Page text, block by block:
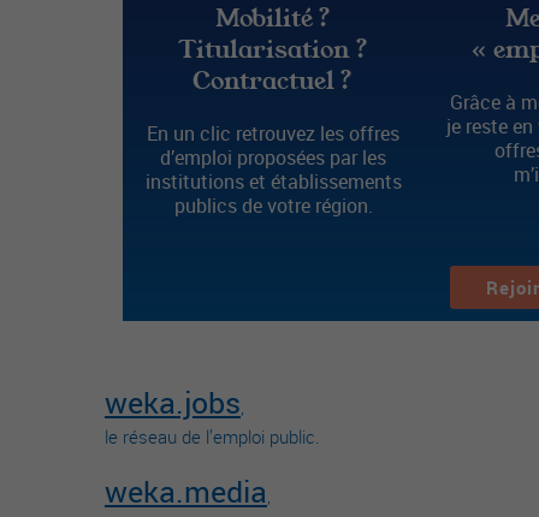
Mobilité ?
Titularisation ?
Contractuel ?
En un clic retrouvez les offres
d’emploi proposées par les
institutions et établissements
publics de votre région.
«
Grâce à
je reste
weka.jobs,
le réseau de l’emploi public.
weka.media,